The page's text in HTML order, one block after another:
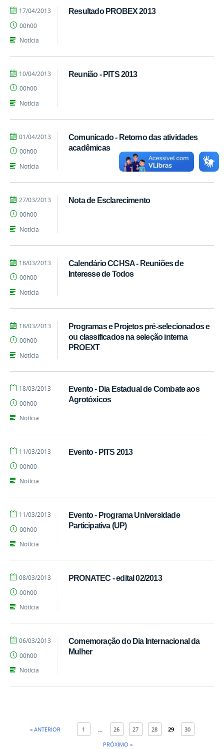
Resultado PROBEX 2013
por
publicado
17/04/2013
00h00
Notícia
Reunião - PITS 2013
por
publicado
10/04/2013
00h00
Notícia
Comunicado - Retorno das atividades
acadêmicas
por
publicado
01/04/2013
00h00
Notícia
Nota de Esclarecimento
por
publicado
27/03/2013
00h00
Notícia
Calendário CCHSA - Reuniões de
Interesse de Todos
por
publicado
18/03/2013
00h00
Notícia
Programas e Projetos pré-selecionados e
ou classificados na seleção interna
PROEXT
por
publicado
18/03/2013
00h00
Notícia
Evento - Dia Estadual de Combate aos
Agrotóxicos
por
publicado
18/03/2013
00h00
Notícia
Evento - PITS 2013
por
publicado
11/03/2013
00h00
Notícia
Evento - Programa Universidade
Participativa (UP)
por
publicado
11/03/2013
00h00
Notícia
PRONATEC - edital 02/2013
por
publicado
08/03/2013
00h00
Notícia
Comemoração do Dia Internacional da
Mulher
por
publicado
06/03/2013
00h00
Notícia
« ANTERIOR 1 ... 26 27 28 29
30
PRÓXIMO »